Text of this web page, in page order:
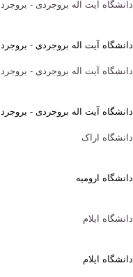
دانشگاه آیت اله بروجردی - بروجرد
دانشگاه آیت اله بروجردی - بروجرد
دانشگاه آیت اله بروجردی - بروجرد
دانشگاه آیت اله بروجردی - بروجرد
دانشگاه اراک
دانشگاه ارومیه
دانشگاه ایلام
دانشگاه ایلام